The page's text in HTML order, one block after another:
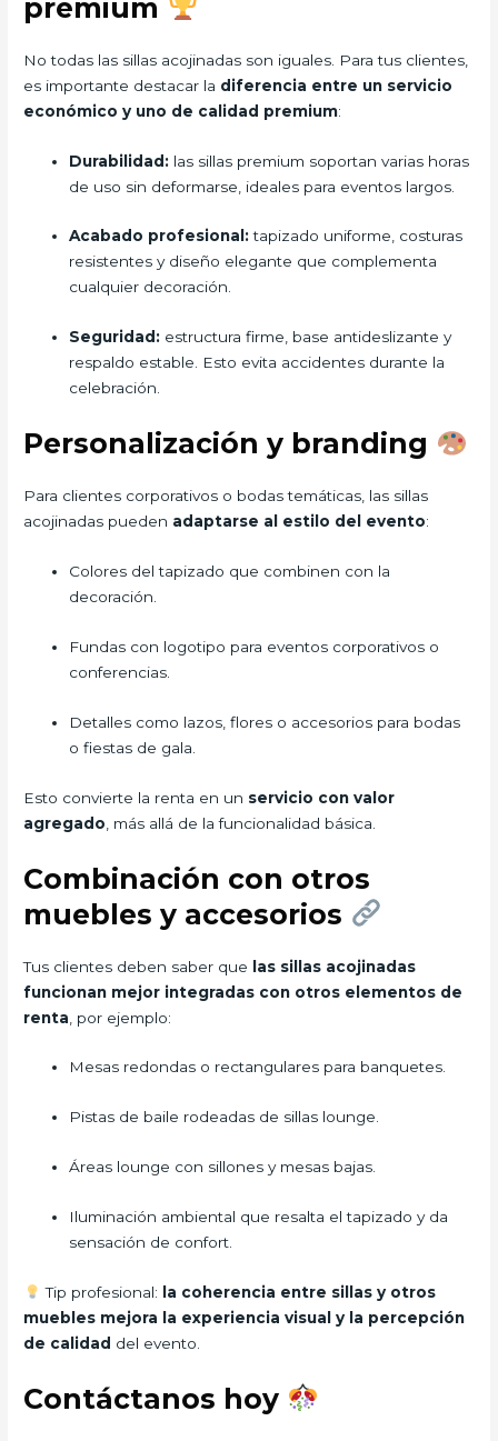
premium
No todas las sillas acojinadas son iguales. Para tus clientes,
es importante destacar la diferencia entre un servicio
económico y uno de calidad premium:
Durabilidad: las sillas premium soportan varias horas
de uso sin deformarse, ideales para eventos largos.
Acabado profesional:tapizado uniforme, costuras
resistentes y diseño elegante que complementa
cualquier decoración.
Seguridad: estructura firme, base antideslizante y
respaldo estable. Esto evita accidentes durante la
celebración.
Personalización y branding
Para clientes corporativos o bodas temáticas, las sillas
acojinadas pueden adaptarse al estilo del evento:
Colores del tapizado que combinen con la
decoración.
Fundas con logotipo para eventos corporativos o
conferencias.
Detalles como lazos, flores o accesorios para bodas
o fiestas de gala.
Esto convierte la renta en un servicio con valor
agregado , más allá de la funcionalidad básica.
Combinación con otros
muebles y accesorios
Tus clientes deben saber que las sillas acojinadas
funcionan mejor integradas con otros elementos de
renta , por ejemplo:
Mesas redondas o rectangulares para banquetes.
Pistas de baile rodeadas de sillas lounge.
Áreas lounge con sillones y mesas bajas.
Iluminación ambiental que resalta el tapizado y da
sensación de confort.
Tip profesional:
la coherencia entre sillas y otros
muebles mejora la experiencia visual y la percepción
de calidad del evento.
Contáctanos hoy